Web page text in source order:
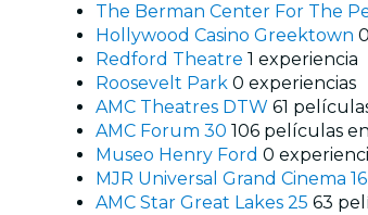
The Berman Center For The
Hollywood Casino Greektown
Redford Theatre 1 experiencia
Roosevelt Park 0 experiencias
AMC Theatres DTW 61
AMC Forum 30 106 películas
Museo Henry Ford 0
MJR Universal Grand Cinema 16
AMC Star Great Lakes 25 63